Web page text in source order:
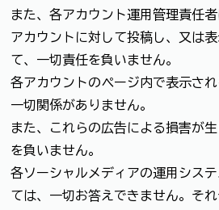
また、各アカウント運用管理責任
アカウントに対して投稿し、又は
て、一切責任を負いません。
各アカウントのページ内で表示さ
一切関係がありません。
また、これらの広告による損害が
を負いません。
各ソーシャルメディアの運用シス
ては、一切お答えできません。そ